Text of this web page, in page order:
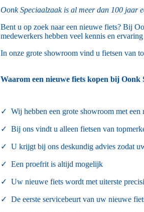
Oonk Speciaalzaak is al meer dan 100 jaar
Bent u op zoek naar een nieuwe fiets? Bij
medewerkers hebben veel kennis en
In onze grote showroom vind u fietsen van
Waarom een nieuwe fiets kopen bij Oonk
✓Wij hebben een grote showroom met een
✓ Bij ons vindt u alleen fietsen van
✓U krijgt bij ons deskundig advies zodat
✓Een proefrit is altijd mogelijk
✓Uw nieuwe fiets wordt met uiterste
✓De eerste servicebeurt van uw nieuwe